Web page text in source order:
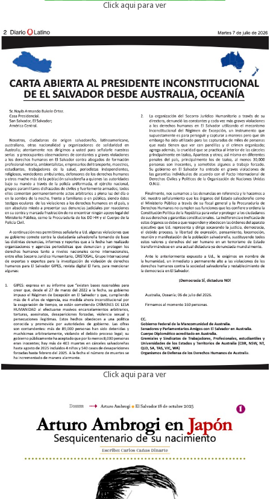
Click aqui para ver
Click aqui para ver